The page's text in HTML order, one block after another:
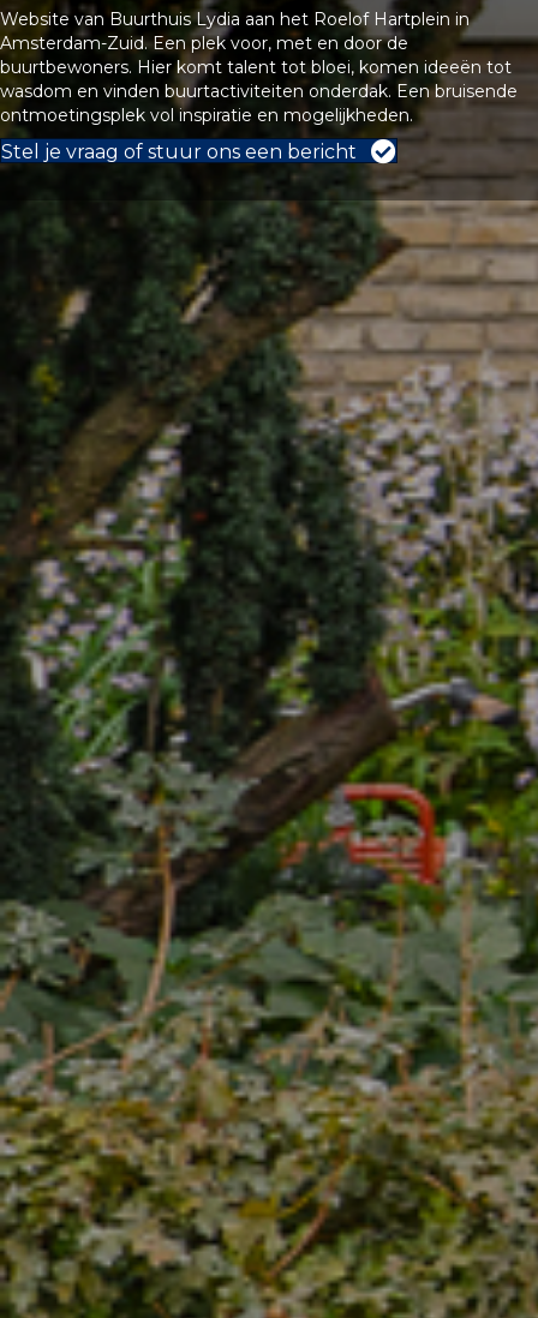
Website van Buurthuis Lydia aan het Roelof Hartplein in
Amsterdam-Zuid. Een plek voor, met en door de
buurtbewoners. Hier komt talent tot bloei, komen ideeën tot
wasdom en vinden buurtactiviteiten onderdak. Een bruisende
ontmoetingsplek vol inspiratie en mogelijkheden.
Stel je vraag of stuur ons een bericht